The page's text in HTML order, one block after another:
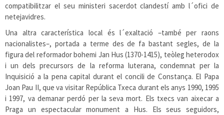
compatibilitzar el seu ministeri sacerdot clandestí amb l´ofici de
netejavidres.
Una altra característica local és l´exaltació –també per raons
nacionalistes–, portada a terme des de fa bastant segles, de la
figura del reformador bohemi Jan Hus (1370-1415), teòleg heterodox
i un dels precursors de la reforma luterana, condemnat per la
Inquisició a la pena capital durant el concili de Constança. El Papa
Joan Pau II, que va visitar República Txeca durant els anys 1990, 1995
i 1997, va demanar perdó per la seva mort. Els txecs van aixecar a
Praga un espectacular monument a Hus. Els seus seguidors,